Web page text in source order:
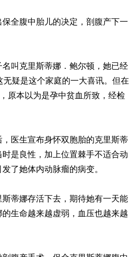
全腹中胎儿的决定，剖腹产下一
叫克里斯蒂娜．鲍尔顿，她已经
疑是这个家庭的一大喜讯。但在
原本以为是孕中贫血所致，经检
医生宣布身怀双胞胎的克里斯蒂
是良性，加上位置棘手不适合动
了她体内动脉瘤的病变。
蒂娜存活下去，期待她有一天能
生命越来越虚弱，血压也越来越